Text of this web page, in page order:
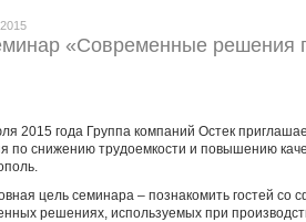
«Современные решения
2015 года Группа компаний Остек
по снижению трудоемкости и повышению
цель семинара – познакомить гостей со
решениях, используемых при